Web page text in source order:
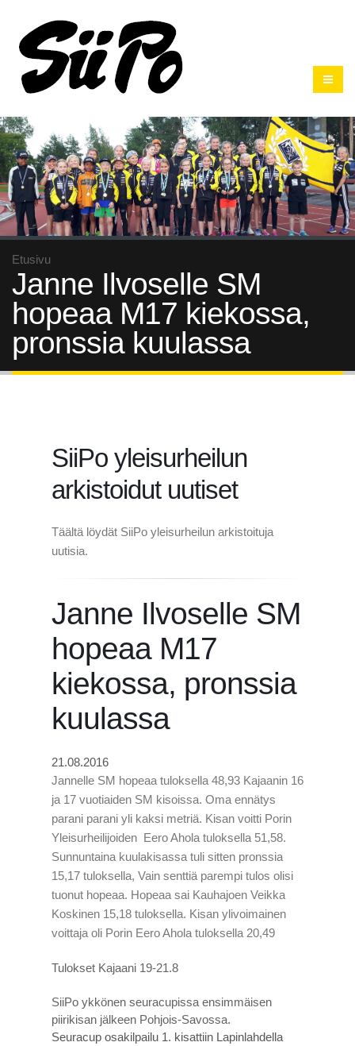
Etusivu
Janne Ilvoselle SM
hopeaa M17 kiekossa,
pronssia kuulassa
SiiPo yleisurheilun
arkistoidut uutiset
Täältä löydät SiiPo yleisurheilun arkistoituja
uutisia.
Janne Ilvoselle SM
hopeaa M17
kiekossa, pronssia
kuulassa
21.08.2016
Jannelle SM hopeaa tuloksella 48,93 Kajaanin 16
ja 17 vuotiaiden SM kisoissa. Oma ennätys
parani parani yli kaksi metriä. Kisan voitti Porin
Yleisurheilijoiden Eero Ahola tuloksella 51,58.
Sunnuntaina kuulakisassa tuli sitten pronssia
15,17 tuloksella, Vain senttiä parempi tulos olisi
tuonut hopeaa. Hopeaa sai Kauhajoen Veikka
Koskinen 15,18 tuloksella. Kisan ylivoimainen
voittaja oli Porin Eero Ahola tuloksella 20,49
Tulokset Kajaani 19-21.8
SiiPo ykkönen seuracupissa ensimmäisen
piirikisan jälkeen Pohjois-Savossa.
Seuracup osakilpailu 1. kisattiin Lapinlahdella